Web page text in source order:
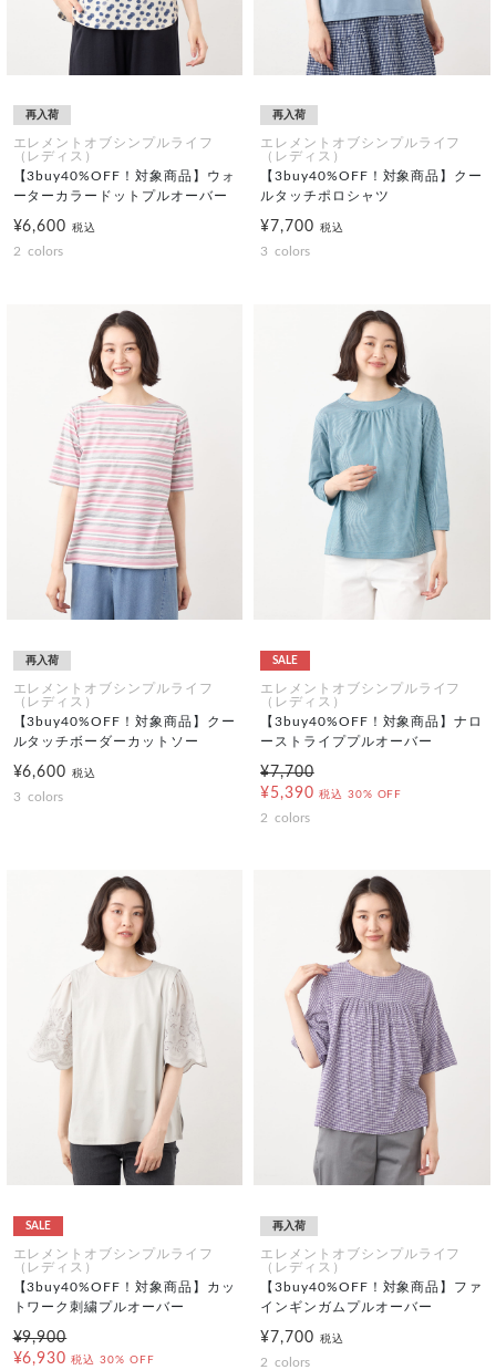
再入荷
エレメントオブシンプルライフ
（レディス）
【3buy40%OFF！対象商品】ウォ
ーターカラードットプルオーバー
¥6,600税込
2 colors
再入荷
エレメントオブシンプルライフ
（レディス）
【3buy40%OFF！対象商品】クー
ルタッチポロシャツ
¥7,700 税込
3 colors
再入荷
エレメントオブシンプルライフ
（レディス）
【3buy40%OFF！対象商品】クー
ルタッチボーダーカットソー
¥6,600税込
3 colors
SALE
エレメントオブシンプルライフ
（レディス）
【3buy40%OFF！対象商品】ナロ
ーストライププルオーバー
¥7,700
¥5,390 税込 30% OFF
2 colors
SALE
エレメントオブシンプルライフ
（レディス）
【3buy40%OFF！対象商品】カッ
トワーク刺繍プルオーバー
¥9,900
¥6,930 税込 30% OFF
再入荷
エレメントオブシンプルライフ
（レディス）
【3buy40%OFF！対象商品】ファ
インギンガムプルオーバー
¥7,700 税込
2 colors